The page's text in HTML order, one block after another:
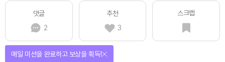
댓글
2
추천
3
스크랩
매일 미션을 완료하고 보상을 획득!